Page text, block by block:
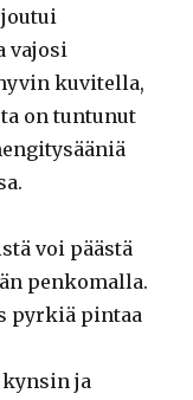
joutui
vajosi
kuvitella,
on tuntunut
voi päästä
penkomalla.
pyrkiä pintaa
ja